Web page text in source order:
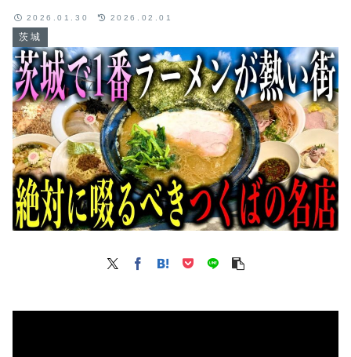
茨城
2026.01.30 2026.02.01